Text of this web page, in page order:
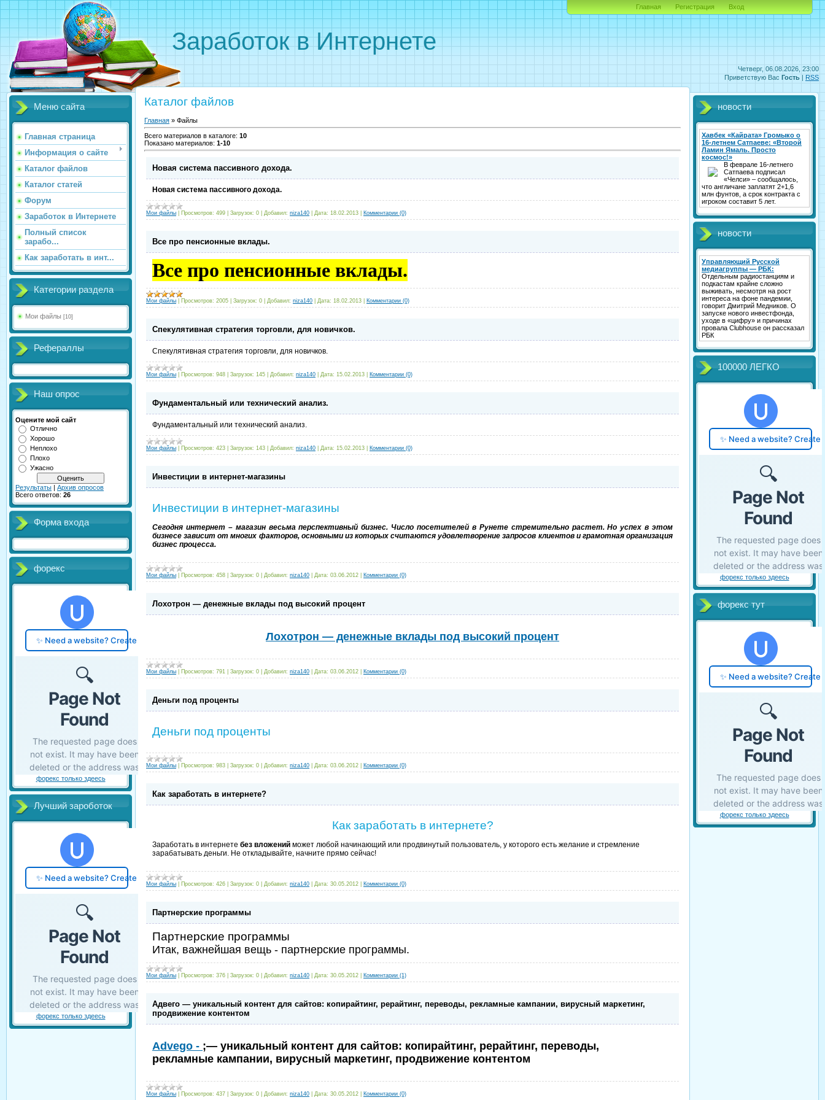
Четверг, 06.08.2026, 23:00
Приветствую Вас Гость | RSS
Заработок в Интернете
Главная Регистрация Вход
Меню сайта
Главная страница
Информация о сайте
Каталог файлов
Каталог статей
Форум
Заработок в Интернете
Полный список
зарабо...
Как заработать в инт...
Категории раздела
Мои файлы [10]
Рефераллы
Наш опрос
Оцените мой сайт
Отлично
Хорошо
Неплохо
Плохо
Ужасно
Результаты | Архив опросов
Всего ответов: 26
Форма входа
форекс
форекс только здеесь
Лучший зароботок
форекс только здеесь
Каталог файлов
Главная » Файлы
Всего материалов в каталоге: 10
Показано материалов: 1-10
Новая система пассивного дохода.
Новая система пассивного дохода.
Мои файлы Просмотров: 499 Загрузок: 0 Добавил: niza140 Дата: 18.02.2013 Комментарии (0)
Все про пенсионные вклады.
Все про пенсионные вклады.
Мои файлы Просмотров: 2005 Загрузок: 0 Добавил: niza140 Дата: 18.02.2013 Комментарии (0)
Спекулятивная стратегия торговли, для новичков.
Спекулятивная стратегия торговли, для новичков.
Мои файлы Просмотров: 948 Загрузок: 145 Добавил: niza140 Дата: 15.02.2013 Комментарии (0)
Фундаментальный или технический анализ.
Фундаментальный или технический анализ.
Мои файлы Просмотров: 423 Загрузок: 143 Добавил: niza140 Дата: 15.02.2013 Комментарии (0)
Инвестиции в интернет-магазины
Инвестиции в интернет-магазины
Сегодня интернет – магазин весьма перспективный бизнес. Число посетителей в Рунете стремительно растет. Но успех в этом
бизнесе зависит от многих факторов, основными из которых считаются удовлетворение запросов клиентов и грамотная организация
бизнес процесса.
Мои файлы Просмотров: 458 Загрузок: 0 Добавил: niza140 Дата: 03.06.2012 Комментарии (0)
Лохотрон — денежные вклады под высокий процент
Лохотрон — денежные вклады под высокий процент
Мои файлы Просмотров: 791 Загрузок: 0 Добавил: niza140 Дата: 03.06.2012 Комментарии (0)
Деньги под проценты
Деньги под проценты
Мои файлы Просмотров: 983 Загрузок: 0 Добавил: niza140 Дата: 03.06.2012 Комментарии (0)
Как заработать в интернете?
Как заработать в интернете?
Заработать в интернете без вложений может любой начинающий или продвинутый пользователь, у которого есть желание и стремление
зарабатывать деньги. Не откладывайте, начните прямо сейчас!
Мои файлы Просмотров: 426 Загрузок: 0 Добавил: niza140 Дата: 30.05.2012 Комментарии (0)
Партнерские программы
Партнерские программы
Итак, важнейшая вещь - партнерские программы.
Мои файлы Просмотров: 376 Загрузок: 0 Добавил: niza140 Дата: 30.05.2012 Комментарии (1)
Адвего — уникальный контент для сайтов: копирайтинг, рерайтинг, переводы, рекламные кампании, вирусный маркетинг,
продвижение контентом
Advego - ;— уникальный контент для сайтов: копирайтинг, рерайтинг, переводы,
рекламные кампании, вирусный маркетинг, продвижение контентом
Мои файлы Просмотров: 437 Загрузок: 0 Добавил: niza140 Дата: 30.05.2012 Комментарии (0)
новости
Хавбек «Кайрата» Громыко о
16-летнем Сатпаеве: «Второй
Ламин Ямаль. Просто
космос!»
В феврале 16-летнего
Сатпаева подписал
«Челси» – сообщалось,
что англичане заплатят 2+1,6
млн фунтов, а срок контракта с
игроком составит 5 лет.
новости
Управляющий Русской
медиагруппы — РБК:
Отдельным радиостанциям и
подкастам крайне сложно
выживать, несмотря на рост
интереса на фоне пандемии,
говорит Дмитрий Медников. О
запуске нового инвестфонда,
уходе в «цифру» и причинах
провала Clubhouse он рассказал
РБК
100000 ЛЕГКО
форекс только здеесь
форекс тут
форекс только здеесь